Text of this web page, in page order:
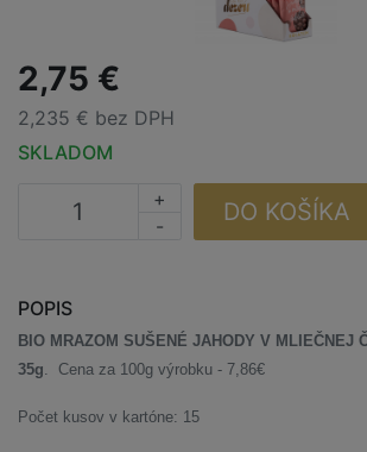
2,75 €
2,235 € bez DPH
SKLADOM
+
-
DO KOŠÍKA
POPIS
BIO MRAZOM SUŠENÉ JAHODY V MLIEČNEJ
35g. Cena za 100g výrobku - 7,86€
Počet kusov v kartóne: 15